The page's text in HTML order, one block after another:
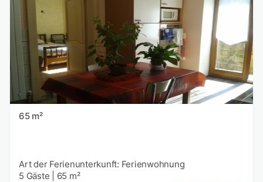
65 m²
Art der Ferienunterkunft: Ferienwohnung
5 Gäste
65 m²